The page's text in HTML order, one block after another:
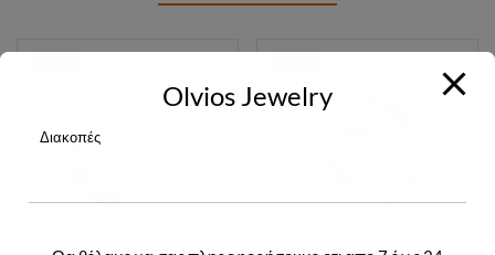
Olvios Jewelry
Διακοπές